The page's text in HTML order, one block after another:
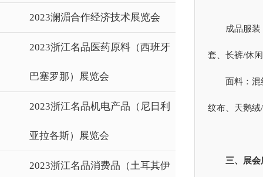
2023澜湄合作经济技术展览会
2023浙江名品医药原料（西班牙
巴塞罗那）展览会
2023浙江名品机电产品（尼日利
亚拉各斯）展览会
2023浙江名品消费品（土耳其伊
成品服
套、长裤/休
面料：混
纹布、天鹅
三、展